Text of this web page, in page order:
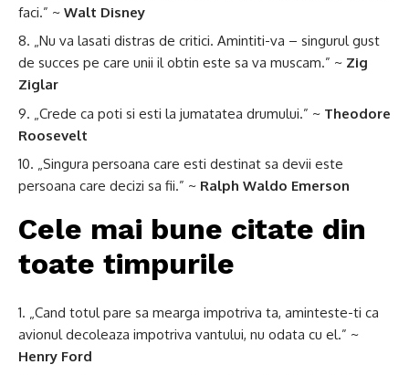
faci.” ~ Walt Disney
„Nu va lasati distras de critici. Amintiti-va – singurul gust
de succes pe care unii il obtin este sa va muscam.” ~ Zig
Ziglar
„Crede ca poti si esti la jumatatea drumului.” ~ Theodore
Roosevelt
„Singura persoana care esti destinat sa devii este
persoana care decizi sa fii.” ~ Ralph Waldo Emerson
Cele mai bune citate din
toate timpurile
„Cand totul pare sa mearga impotriva ta, aminteste-ti ca
avionul decoleaza impotriva vantului, nu odata cu el.” ~
Henry Ford